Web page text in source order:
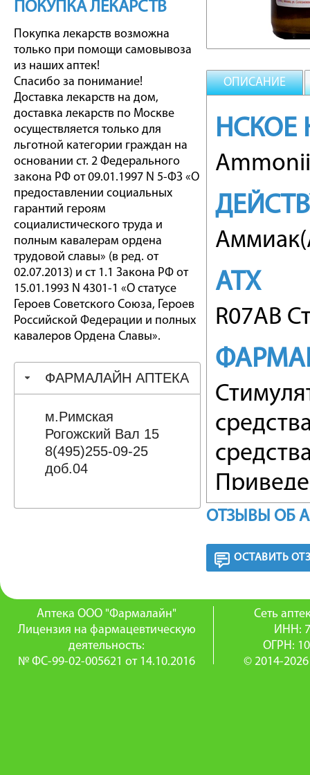
ПОКУПКА ЛЕКАРСТВ
Покупка лекарств возможна
только при помощи самовывоза
из наших аптек!
Спасибо за понимание!
Доставка лекарств на дом,
доставка лекарств по Москве
осуществляется только для
льготной категории граждан на
основании ст. 2 Федерального
закона РФ от 09.01.1997 N 5-ФЗ «О
предоставлении социальных
гарантий героям
социалистического труда и
полным кавалерам ордена
трудовой славы» (в ред. от
02.07.2013) и ст 1.1 Закона РФ от
15.01.1993 N 4301-1 «О статусе
Героев Советского Союза, Героев
Российской Федерации и полных
кавалеров Ордена Славы».
ФАРМАЛАЙН АПТЕКА
м.Римская
Рогожский Вал 15
8(495)255-09-25
доб.04
ОПИСАНИЕ
НСКОЕ
АТХ
R07AB
ОТЗЫВЫ ОБ
ОСТАВИТЬ
Аптека ООО "Фармалайн"
Лицензия на фармацевтическую
деятельность:
№ ФС-99-02-005621 от 14.10.2016
Сеть
ИНН:
ОГРН:
© 2014-